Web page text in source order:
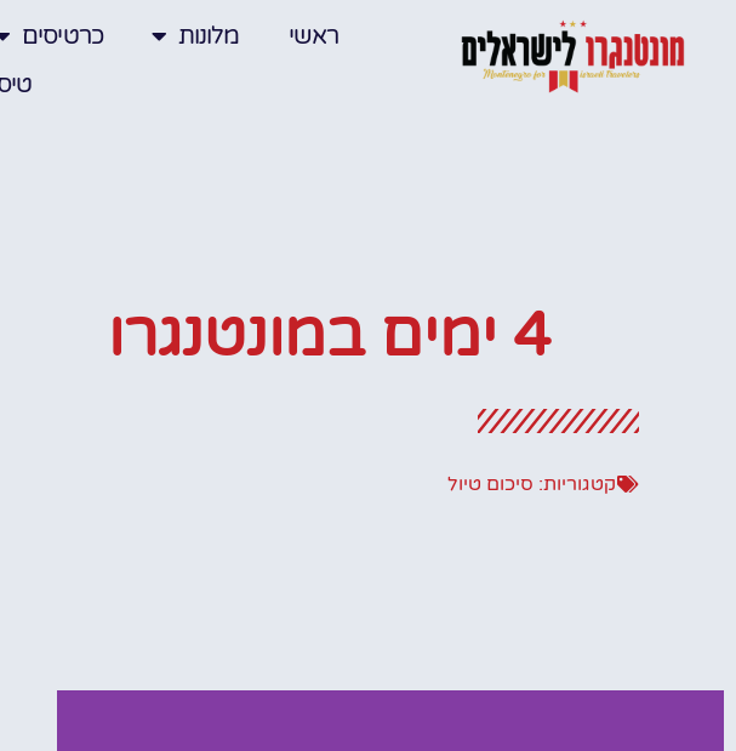
ראשי מלונות כרטיסים
4 ימים במונטנגרו
קטגוריות: סיכום טיול